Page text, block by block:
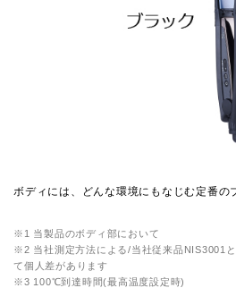
ボディには、どんな環境にもなじむ定番の
※1 当製品のボディ部において
※2 当社測定方法による/当社従来品NIS3001
て個人差があります
※3 100℃到達時間(最高温度設定時)